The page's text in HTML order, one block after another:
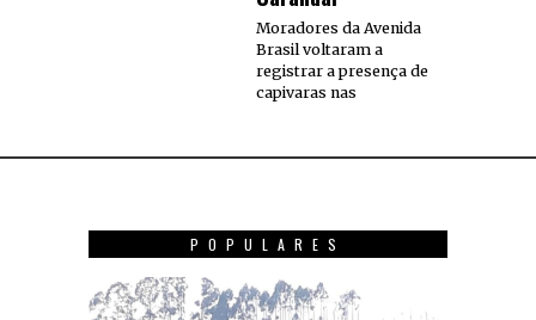
Moradores da Avenida
Brasil voltaram a
registrar a presença de
capivaras nas
POPULARES